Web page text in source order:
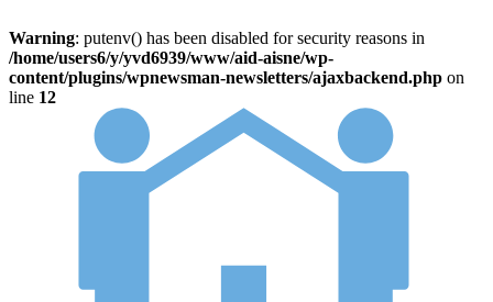
Warning: putenv() has been disabled for security reasons in
/home/users6/y/yvd6939/www/aid-aisne/wp-
content/plugins/wpnewsman-newsletters/ajaxbackend.php on
line 12